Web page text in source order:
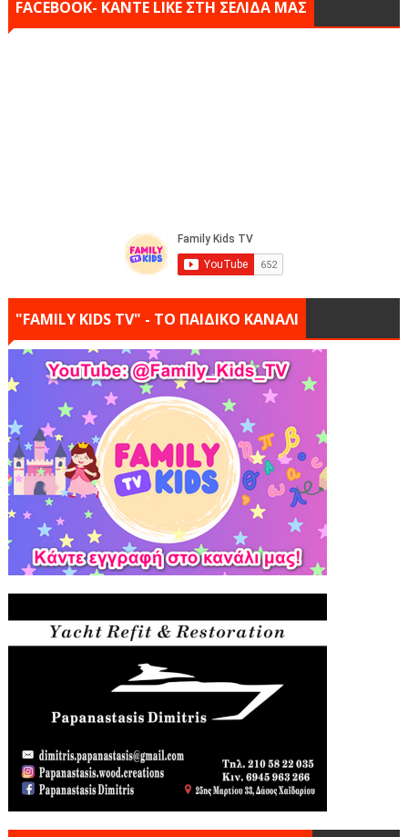
FACEBOOK- KANTE LIKE ΣΤΗ ΣΕΛΙΔΑ ΜΑΣ
"FAMILY KIDS TV" - ΤΟ ΠΑΙΔΙΚΟ ΚΑΝΑΛΙ